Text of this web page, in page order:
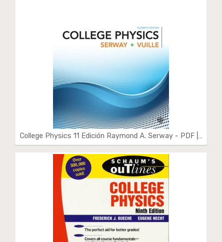
College Physics 11 Edición Raymond A. Serway - PDF |…